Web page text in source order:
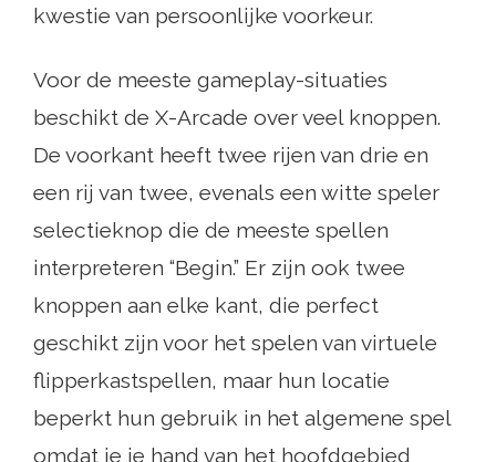
kwestie van persoonlijke voorkeur.
Voor de meeste gameplay-situaties
beschikt de X-Arcade over veel knoppen.
De voorkant heeft twee rijen van drie en
een rij van twee, evenals een witte speler
selectieknop die de meeste spellen
interpreteren “Begin.” Er zijn ook twee
knoppen aan elke kant, die perfect
geschikt zijn voor het spelen van virtuele
flipperkastspellen, maar hun locatie
beperkt hun gebruik in het algemene spel
omdat je je hand van het hoofdgebied